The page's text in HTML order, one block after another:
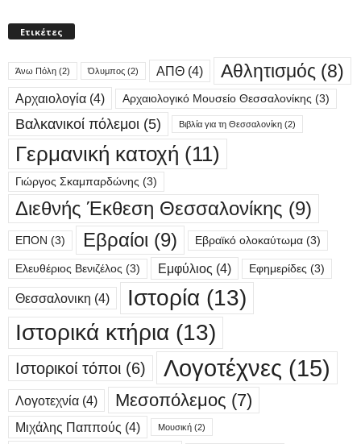
Ετικέτες
Άνω Πόλη (2) Όλυμπος (2) ΑΠΘ (4) Αθλητισμός (8)
Αρχαιολογία (4) Αρχαιολογικό Μουσείο Θεσσαλονίκης (3)
Βαλκανικοί πόλεμοι (5) Βιβλία για τη Θεσσαλονίκη (2)
Γερμανική κατοχή (11)
Γιώργος Σκαμπαρδώνης (3)
Διεθνής Έκθεση Θεσσαλονίκης (9)
ΕΠΟΝ (3) Εβραίοι (9) Εβραϊκό ολοκαύτωμα (3)
Ελευθέριος Βενιζέλος (3) Εμφύλιος (4) Εφημερίδες (3)
Θεσσαλονικη (4) Ιστορία (13)
Ιστορικά κτήρια (13)
Ιστορικοί τόποι (6) Λογοτέχνες (15)
Λογοτεχνία (4) Μεσοπόλεμος (7)
Μιχάλης Παππούς (4) Μουσική (2)